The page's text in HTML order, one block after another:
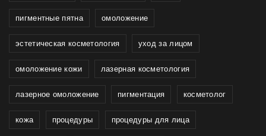
пигментные пятна омоложение
эстетическая косметология уход за лицом
омоложение кожи лазерная косметология
лазерное омоложение пигментация косметолог
кожа процедуры процедуры для лица